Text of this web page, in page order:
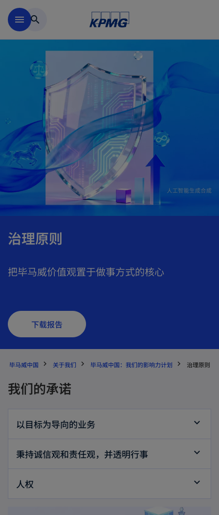
menu search
治理原则
把毕马威价值观置于做事方式的核心
下载报告
o
p
e
n
i
a
w
毕马威中国 关于我们 毕马威中国：我们的影响力计划 治理原则
我们的承诺
以目标为导向的业务
秉持诚信观和责任观，并透明行事
人权